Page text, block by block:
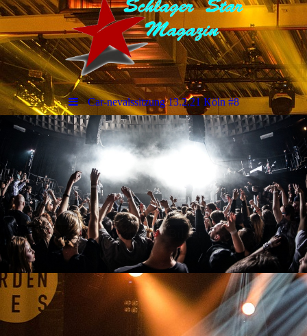
Car-nevalssitzung 13.2.21 Köln #8
sCHLAGERSTARMAGAZIN
Event`s & Bilder